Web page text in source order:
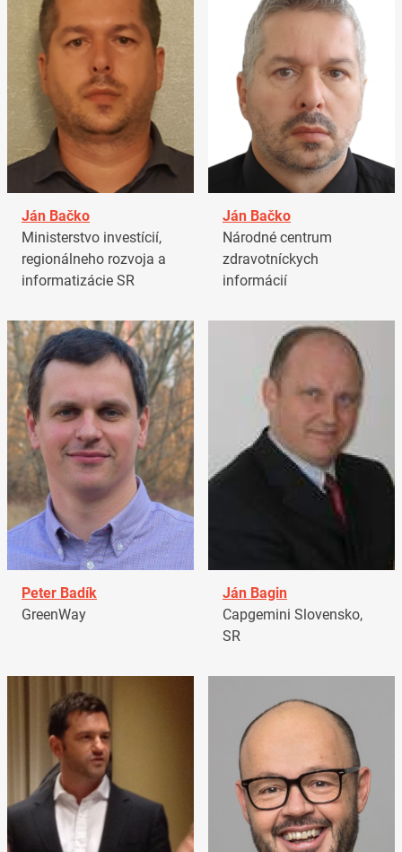
Ján Bačko
Ministerstvo investícií,
regionálneho rozvoja a
informatizácie SR
Ján Bačko
Národné centrum
zdravotníckych
informácií
Peter Badík
GreenWay
Ján Bagin
Capgemini Slovensko,
SR